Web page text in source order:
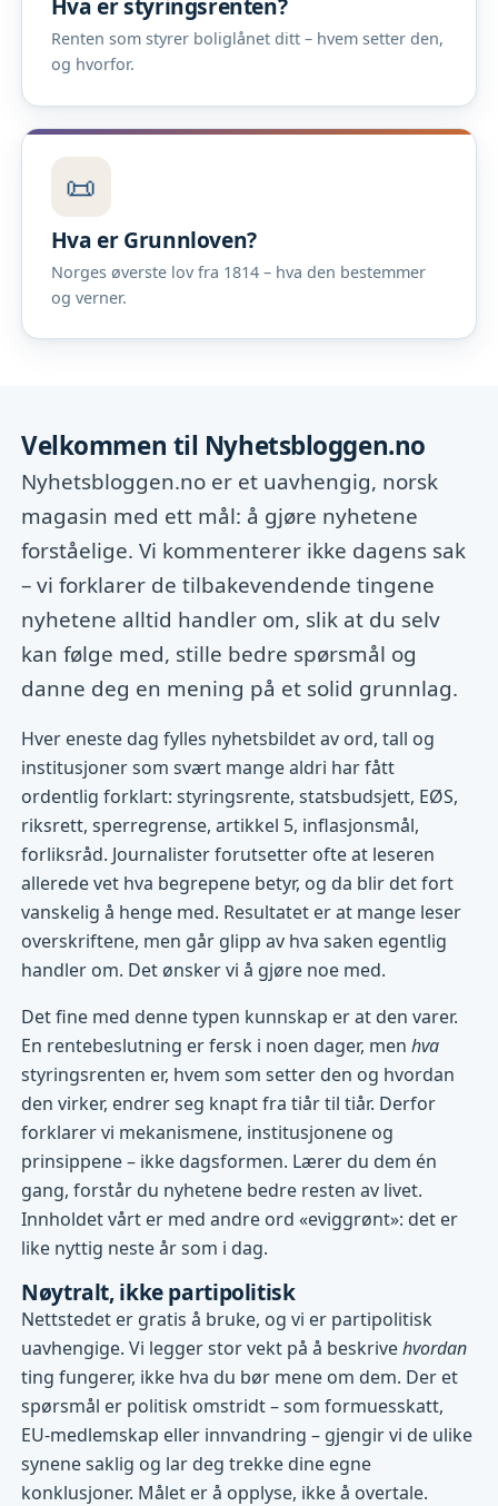
Hva er styringsrenten?
Renten som styrer boliglånet ditt – hvem setter den,
og hvorfor.
📜
Hva er Grunnloven?
Norges øverste lov fra 1814 – hva den bestemmer
og verner.
Velkommen til Nyhetsbloggen.no
Nyhetsbloggen.no er et uavhengig, norsk
magasin med ett mål: å gjøre nyhetene
forståelige. Vi kommenterer ikke dagens sak
– vi forklarer de tilbakevendende tingene
nyhetene alltid handler om, slik at du selv
kan følge med, stille bedre spørsmål og
danne deg en mening på et solid grunnlag.
Hver eneste dag fylles nyhetsbildet av ord, tall og
institusjoner som svært mange aldri har fått
ordentlig forklart: styringsrente, statsbudsjett, EØS,
riksrett, sperregrense, artikkel 5, inflasjonsmål,
forliksråd. Journalister forutsetter ofte at leseren
allerede vet hva begrepene betyr, og da blir det fort
vanskelig å henge med. Resultatet er at mange leser
overskriftene, men går glipp av hva saken egentlig
handler om. Det ønsker vi å gjøre noe med.
Det fine med denne typen kunnskap er at den varer.
En rentebeslutning er fersk i noen dager, menhva
styringsrenten er, hvem som setter den og hvordan
den virker, endrer seg knapt fra tiår til tiår. Derfor
forklarer vi mekanismene, institusjonene og
prinsippene – ikke dagsformen. Lærer du dem én
gang, forstår du nyhetene bedre resten av livet.
Innholdet vårt er med andre ord «eviggrønt»: det er
like nyttig neste år som i dag.
Nøytralt, ikke partipolitisk
Nettstedet er gratis å bruke, og vi er partipolitisk
uavhengige. Vi legger stor vekt på å beskrivehvordan
ting fungerer, ikke hva du bør mene om dem. Der et
spørsmål er politisk omstridt – som formuesskatt,
EU-medlemskap eller innvandring – gjengir vi de ulike
synene saklig og lar deg trekke dine egne
konklusjoner. Målet er å opplyse, ikke å overtale.